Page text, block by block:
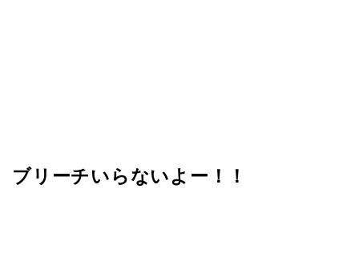
ブリーチいらないよー！！